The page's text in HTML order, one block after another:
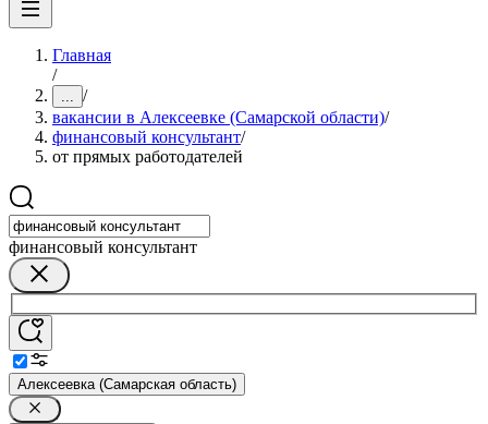
Главная
/
... /
вакансии в Алексеевке (Самарской области)/
финансовый консультант/
от прямых работодателей
финансовый консультант
Алексеевка (Самарская область)